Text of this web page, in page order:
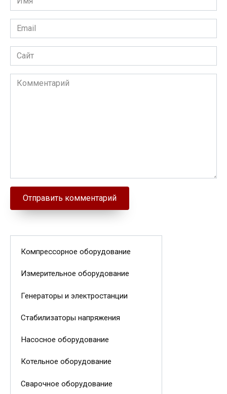
Email
Сайт
Комментарий
Компрессорное оборудование
Измерительное оборудование
Генераторы и электростанции
Стабилизаторы напряжения
Насосное оборудование
Котельное оборудование
Сварочное оборудование